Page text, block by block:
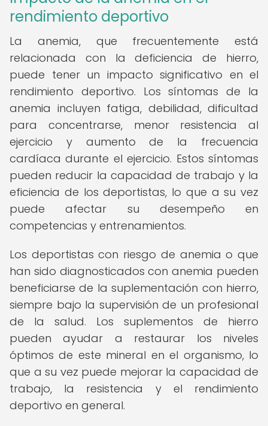
rendimiento deportivo
La anemia, que frecuentemente está
relacionada con la deficiencia de hierro,
puede tener un impacto significativo en el
rendimiento deportivo. Los síntomas de la
anemia incluyen fatiga, debilidad, dificultad
para concentrarse, menor resistencia al
ejercicio y aumento de la frecuencia
cardíaca durante el ejercicio. Estos síntomas
pueden reducir la capacidad de trabajo y la
eficiencia de los deportistas, lo que a su vez
puede afectar su desempeño en
competencias y entrenamientos.
Los deportistas con riesgo de anemia o que
han sido diagnosticados con anemia pueden
beneficiarse de la suplementación con hierro,
siempre bajo la supervisión de un profesional
de la salud. Los suplementos de hierro
pueden ayudar a restaurar los niveles
óptimos de este mineral en el organismo, lo
que a su vez puede mejorar la capacidad de
trabajo, la resistencia y el rendimiento
deportivo en general.